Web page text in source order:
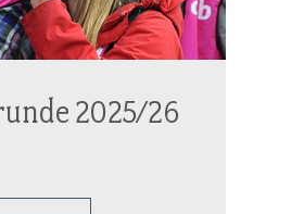
2025/26